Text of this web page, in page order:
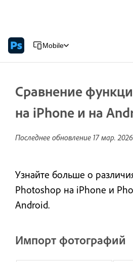
Mobile
Сравнение
на iPhone и на
Последнее обновление 17 мар.
Узнайте больше о
Photoshop на iPhone и
Android.
Импорт фотографий